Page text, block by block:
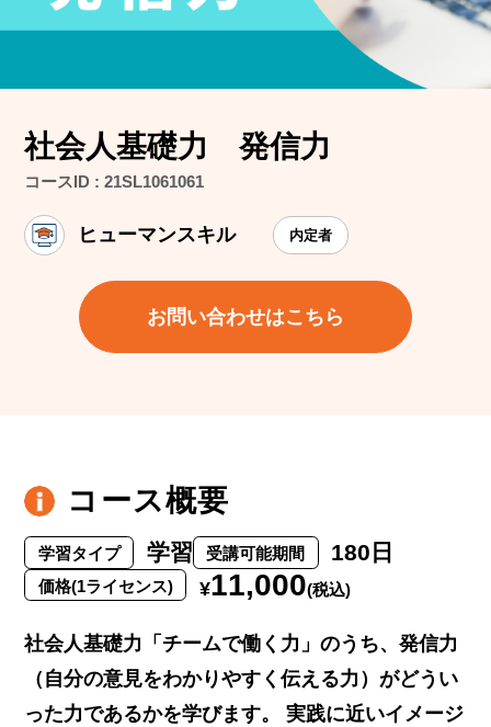
社会人基礎力 発信力
コースID : 21SL1061061
ヒューマンスキル 内定者
お問い合わせはこちら
コース概要
学習タイプ 学習 受講可能期間 180日
価格(1ライセンス) ¥11,000(税込)
社会人基礎力「チームで働く力」のうち、発信力
（自分の意見をわかりやすく伝える力）がどうい
った力であるかを学びます。 実践に近いイメージ